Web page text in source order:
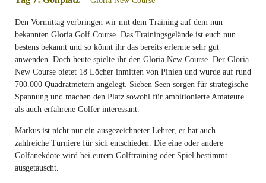
Den Vormittag verbringen wir mit dem Training auf dem nun
bekannten Gloria Golf Course. Das Trainingsgelände ist euch nun
bestens bekannt und so könnt ihr das bereits erlernte sehr gut
anwenden. Doch heute spielte ihr den Gloria New Course. Der Gloria
New Course bietet 18 Löcher inmitten von Pinien und wurde auf rund
700.000 Quadratmetern angelegt. Sieben Seen sorgen für strategische
Spannung und machen den Platz sowohl für ambitionierte Amateure
als auch erfahrene Golfer interessant.
Markus ist nicht nur ein ausgezeichneter Lehrer, er hat auch
zahlreiche Turniere für sich entschieden. Die eine oder andere
Golfanekdote wird bei eurem Golftraining oder Spiel bestimmt
ausgetauscht.